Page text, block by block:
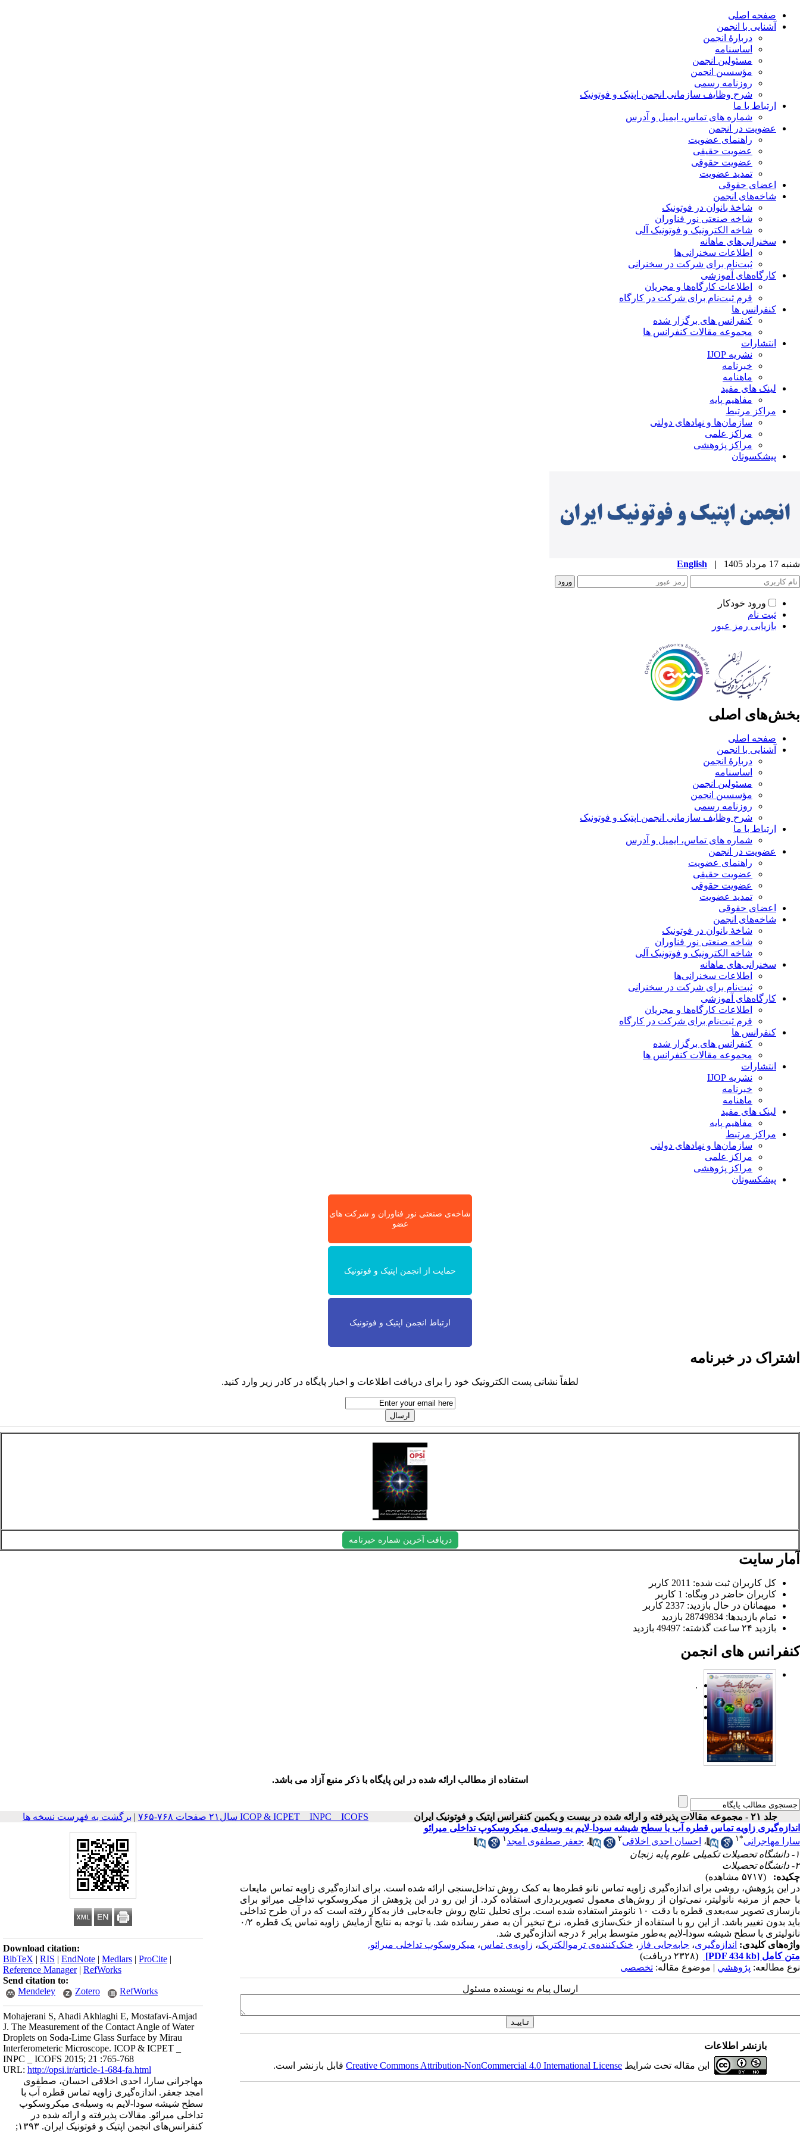
صفحه اصلی
آشنایی با انجمن
دربارۀ انجمن
اساسنامه
مسئولین انجمن
مؤسسین انجمن
روزنامه رسمی
شرح وظایف سازمانی انجمن اپتیک و فوتونیک
ارتباط با ما
شماره های تماس، ایمیل و آدرس
عضویت در انجمن
راهنمای عضویت
عضویت حقیقی
عضویت حقوقی
تمدید عضویت
اعضای حقوقی
شاخه‌های انجمن
شاخۀ بانوان در فوتونیک
شاخه صنعتی نور فناوران
شاخه‌ الکترونیک و فوتونیک آلی
سخنرانی‌های ماهانه
اطلاعات سخنرانی‌‌ها
ثبت‌نام برای شرکت در سخنرانی
کارگاه‌های آموزشی
اطلاعات کارگاه‌ها و مجریان
فرم ثبت‌نام برای شرکت در کارگاه
کنفرانس ها
کنفرانس های برگزار شده
مجموعه مقالات کنفرانس ها
انتشارات
نشریه IJOP
خبرنامه
ماهنامه
لینک های مفید
مفاهیم پایه
مراکز مرتبط
سازمان‌ها و نهادهای دولتی
مراکز علمی
مراکز پژوهشی
پیشکسوتان
شنبه 17 مرداد 1405 |
English
ورود خودکار
ثبت نام
بازیابی رمز عبور
بخش‌های اصلی
صفحه اصلی
آشنایی با انجمن
دربارۀ انجمن
اساسنامه
مسئولین انجمن
مؤسسین انجمن
روزنامه رسمی
شرح وظایف سازمانی انجمن اپتیک و فوتونیک
ارتباط با ما
شماره های تماس، ایمیل و آدرس
عضویت در انجمن
راهنمای عضویت
عضویت حقیقی
عضویت حقوقی
تمدید عضویت
اعضای حقوقی
شاخه‌های انجمن
شاخۀ بانوان در فوتونیک
شاخه صنعتی نور فناوران
شاخه‌ الکترونیک و فوتونیک آلی
سخنرانی‌های ماهانه
اطلاعات سخنرانی‌‌ها
ثبت‌نام برای شرکت در سخنرانی
کارگاه‌های آموزشی
اطلاعات کارگاه‌ها و مجریان
فرم ثبت‌نام برای شرکت در کارگاه
کنفرانس ها
کنفرانس های برگزار شده
مجموعه مقالات کنفرانس ها
انتشارات
نشریه IJOP
خبرنامه
ماهنامه
لینک های مفید
مفاهیم پایه
مراکز مرتبط
سازمان‌ها و نهادهای دولتی
مراکز علمی
مراکز پژوهشی
پیشکسوتان
شاخه‌ی صنعتی نور فناوران و شرکت های
عضو
حمایت از انجمن اپتیک و فوتونیک
ارتباط انجمن اپتیک و فوتونیک
اشتراک در خبرنامه
لطفاً نشانی پست الکترونیک خود را برای دریافت اطلاعات و اخبار پایگاه در کادر زیر وارد کنید.
دریافت آخرین شماره خبرنامه
آمار سایت
کل کاربران ثبت شده: 2011 کاربر
کاربران حاضر در وبگاه: 1 کاربر
میهمانان در حال بازدید: 2337 کاربر
تمام بازدید‌ها: 28749834 بازدید
بازدید ۲۴ ساعت گذشته: 49497 بازدید
کنفرانس های انجمن
.
استفاده از مطالب ارائه شده در این پایگاه با ذکر منبع آزاد می باشد.
جلد ۲۱ - مجموعه مقالات پذیرفته و ارائه شده در بیست و یکمین کنفرانس اپتیک و فوتونیک ایران ICOP & ICPET _ INPC _ ICOFS سال۲۱ صفحات ۷۶۸-۷۶۵ | برگشت به فهرست نسخه ها
Download citation:
BibTeX | RIS | EndNote | Medlars | ProCite |
Reference Manager| RefWorks
Send citation to:
Mendeley
Zotero RefWorks
Mohajerani S, Ahadi Akhlaghi E, Mostafavi-Amjad
J. The Measurement of the Contact Angle of Water
Droplets on Soda-Lime Glass Surface by Mirau
Interferometeric Microscope. ICOP & ICPET _
INPC _ ICOFS 2015; 21 :765-768
URL: http://opsi.ir/article-1-684-fa.html
مهاجرانی سارا، احدی اخلاقی احسان، صطفوی
امجد جعفر. اندازه‌گیری زاویه تماس قطره آب با
سطح شیشه سودا-لایم به وسیله‌ی میکروسکوپ
تداخلی میرائو. مقالات پذیرفته و ارائه شده در
کنفرانس‌های انجمن اپتیک و فوتونیک ایران. ۱۳۹۳;
اندازه‌گیری زاویه تماس قطره آب با سطح شیشه سودا-لایم به وسیله‌ی میکروسکوپ تداخلی میرائو
سارا مهاجرانی*۱ ، احسان احدی اخلاقی۲ ، جعفر صطفوی امجد ۱
۱- دانشگاه تحصیلات تکمیلی علوم پایه زنجان
۲- دانشگاه تحصیلات
چکیده:
(۵۷۱۷ مشاهده)
در این پژوهش، روشی برای اندازه‌گیری زاویه تماس نانو قطره‌ها به کمک روش تداخل‌سنجی ارائه شده است. برای اندازه‌گیری زاویه تماس مایعات
با حجم از مرتبه نانولیتر، نمی‌توان از روش‌های معمول تصویر‌برداری استفاده کرد. از این رو در این پژوهش از میکروسکوپ تداخلی میرائو برای
بازسازی تصویر سه‌بعدی قطره با دقت ۱۰ نانومتر استفاده شده است. برای تحلیل نتایج روش جابه‌جایی فاز به‌کار رفته است که در آن طرح تداخلی
باید بدون تغییر باشد. از این رو با استفاده از خنک‌سازی قطره، نرخ تبخیر آن به صفر رسانده شد. با توجه به نتایج آزمایش زاویه تماس یک قطره ۰/۲
نانولیتری با سطح شیشه سودا-لایم به‌طور متوسط برابر ۶ درجه اندازه‌گیری شد.
واژه‌های کلیدی: اندازه‌گیری، جابه‌جایی فاز ، خنک‌کننده‌ی ترموالکتریک، زاویه‌ی تماس، میکروسکوپ تداخلی میرائو.
متن کامل [PDF 434 kb]
(۲۳۲۸ دریافت)
نوع مطالعه: پژوهشي | موضوع مقاله: تخصصی
ارسال پیام به نویسنده مسئول
بازنشر اطلاعات
این مقاله تحت شرایط Creative Commons Attribution-NonCommercial 4.0 International Licenseقابل بازنشر است.